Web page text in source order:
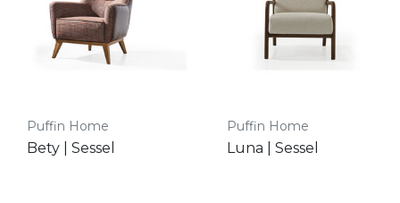
Puffin Home
Bety | Sessel
Puffin Home
Luna | Sessel